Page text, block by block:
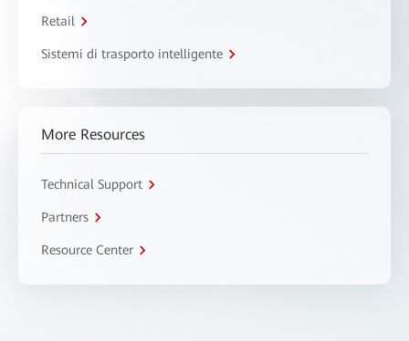
Retail
Sistemi di trasporto intelligente
More Resources
Technical Support
Partners
Resource Center